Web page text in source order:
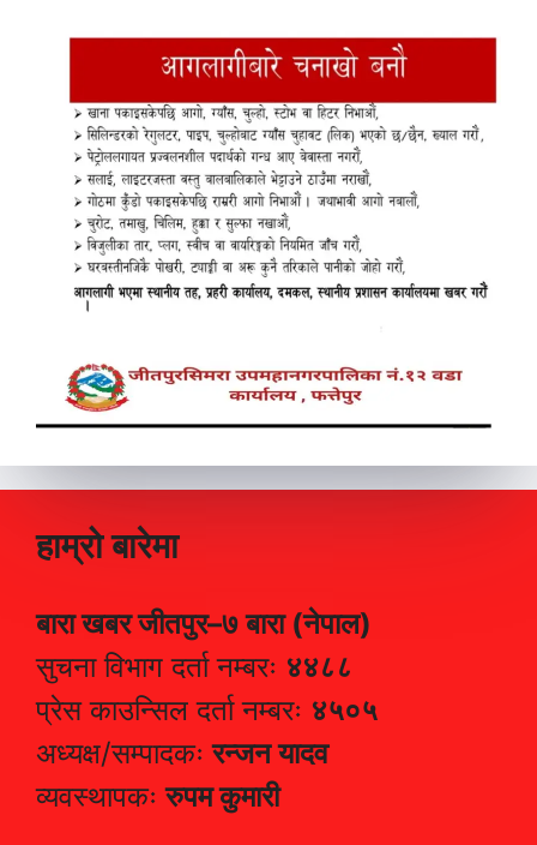
हाम्रो बारेमा
बारा खबर जीतपुर–७ बारा (नेपाल)
सुचना विभाग दर्ता नम्बरः ४४८८
प्रेस काउन्सिल दर्ता नम्बरः ४५०५
अध्यक्ष/सम्पादकःरन्जन यादव
व्यवस्थापकःरुपम कुमारी